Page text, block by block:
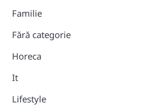
Familie
Fără categorie
Horeca
It
Lifestyle